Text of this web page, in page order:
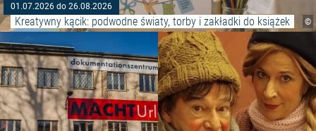
©
01.07.2026 do 26.08.2026
Kreatywny kącik: podwodne światy, torby i zakładki do książek
Czytaj więcej: "Wycieczka z